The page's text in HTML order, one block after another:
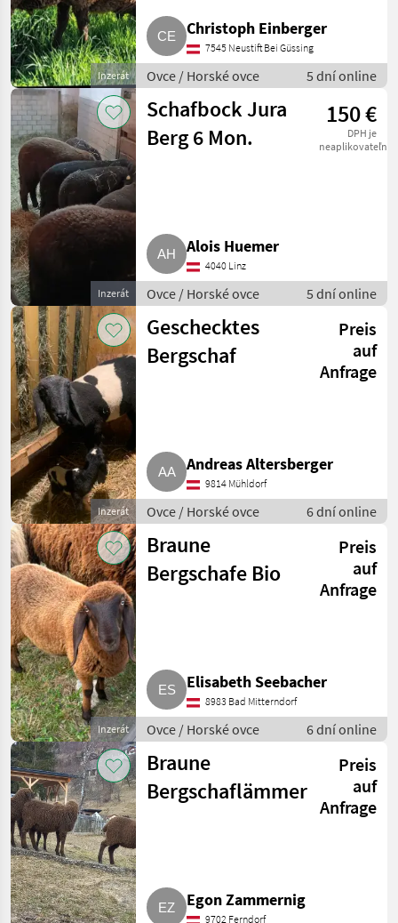
Inzerát
Christoph Einberger
7545 Neustift Bei Güssing
Ovce / Horské ovce 5 dní online
Inzerát
Schafbock Jura
Berg 6 Mon.
150 €
DPH je
neaplikovateľné
Alois Huemer
4040 Linz
Ovce / Horské ovce 5 dní online
Inzerát
Geschecktes
Bergschaf
Preis
auf
Anfrage
Andreas Altersberger
9814 Mühldorf
Ovce / Horské ovce 6 dní online
Inzerát
Braune
Bergschafe Bio
Preis
auf
Anfrage
Elisabeth Seebacher
8983 Bad Mitterndorf
Ovce / Horské ovce 6 dní online
Braune
Bergschaflämmer
Preis
auf
Anfrage
Egon Zammernig
9702 Ferndorf